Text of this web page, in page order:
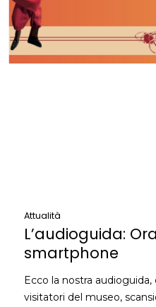
Attualità
L’audioguida:
smartphone
Ecco la nostra
visitatori del museo,